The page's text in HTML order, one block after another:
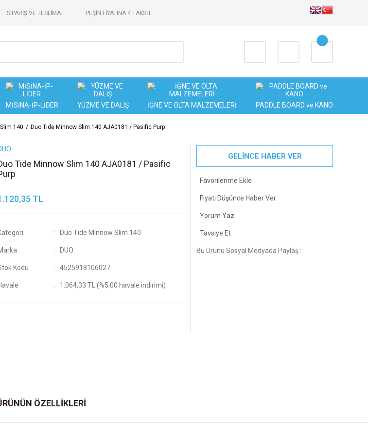
SİPARİŞ VE TESLİMAT PEŞİN FİYATINA 4 TAKSİT
MİSİNA-İP-LİDER YÜZME VE DALIŞ İĞNE VE OLTA MALZEMELERİ PADDLE BOARD ve KANO
140 Duo Tide Minnow Slim 140 AJA0181 / Pasific Purp
Tide Minnow Slim 140 AJA0181 / Pasific
TL
Duo Tide Minnow Slim 140
DUO
Kodu 4525918106027
1.064,33 TL (%5,00 havale indirimi)
GELİNCE HABER VER
Fiyatı Düşünce Haber Ver
Yorum Yaz
Tavsiye Et
Bu Ürünü Sosyal Medyada Paylaş :
ÖZELLİKLERİ